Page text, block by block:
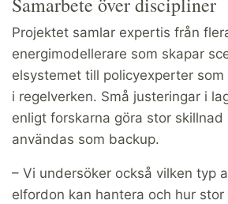
Samarbete över discipliner
Projektet samlar expertis från
energimodellerare som skapar
elsystemet till policyexperter
i regelverken. Små justeringar i
enligt forskarna göra stor
användas som backup.
– Vi undersöker också vilken typ
elfordon kan hantera och hur stor